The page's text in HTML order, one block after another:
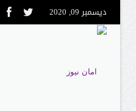
ديسمبر 09, 2020